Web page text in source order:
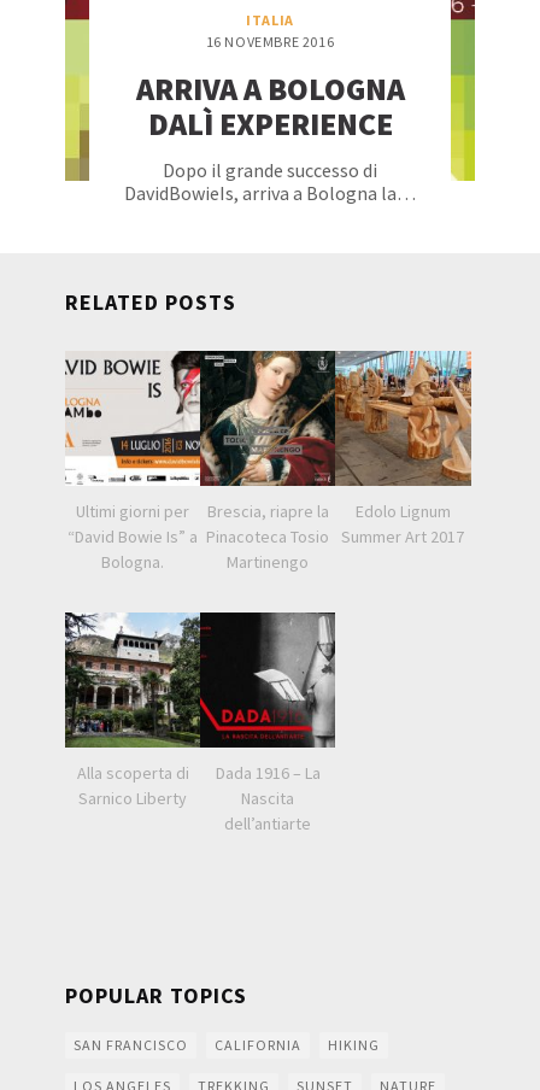
ITALIA
16 NOVEMBRE 2016
ARRIVA A BOLOGNA
DALÌ EXPERIENCE
Dopo il grande successo di
DavidBowieIs, arriva a Bologna la…
RELATED POSTS
Ultimi giorni per
“David Bowie Is” a
Bologna.
Brescia, riapre la
Pinacoteca Tosio
Martinengo
Edolo Lignum
Summer Art 2017
Alla scoperta di
Sarnico Liberty
Dada 1916 – La
Nascita
dell’antiarte
POPULAR TOPICS
SAN FRANCISCO CALIFORNIA HIKING
LOS ANGELES TREKKING SUNSET NATURE